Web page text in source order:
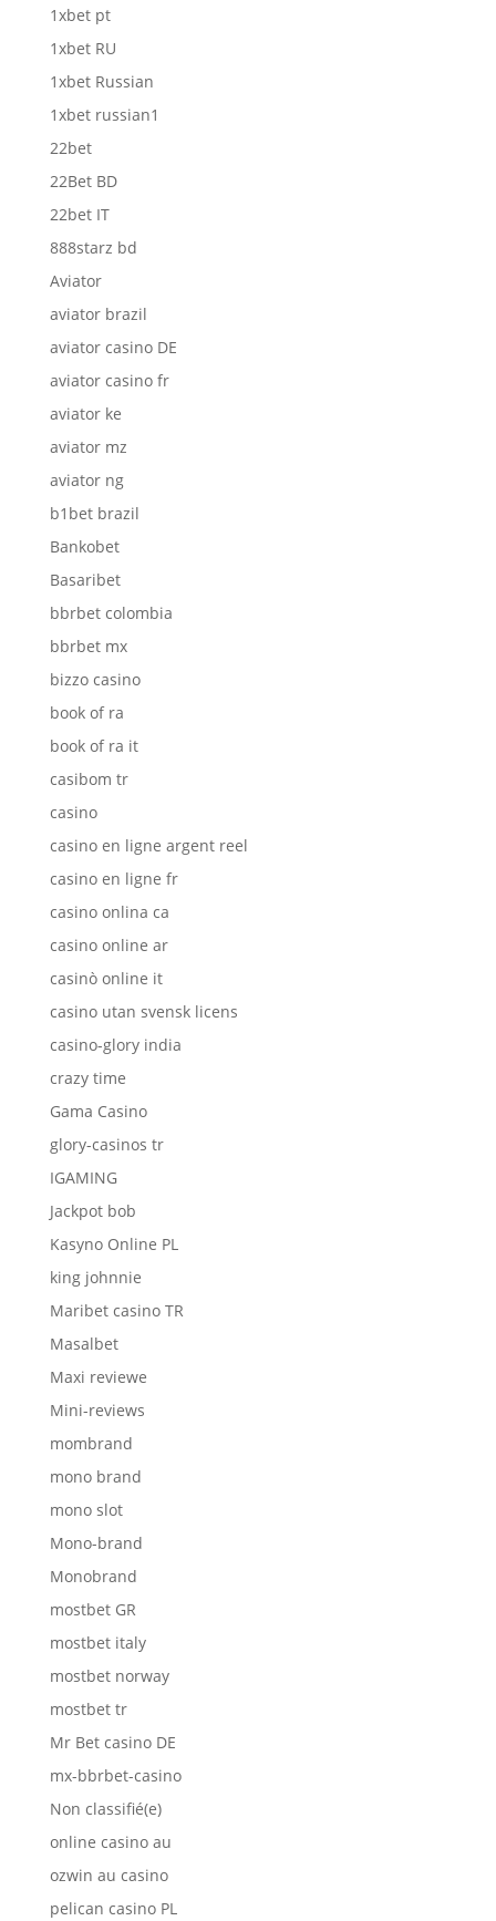
1xbet pt
1xbet RU
1xbet Russian
1xbet russian1
22bet
22Bet BD
22bet IT
888starz bd
Aviator
aviator brazil
aviator casino DE
aviator casino fr
aviator ke
aviator mz
aviator ng
b1bet brazil
Bankobet
Basaribet
bbrbet colombia
bbrbet mx
bizzo casino
book of ra
book of ra it
casibom tr
casino
casino en ligne argent reel
casino en ligne fr
casino onlina ca
casino online ar
casinò online it
casino utan svensk licens
casino-glory india
crazy time
Gama Casino
glory-casinos tr
IGAMING
Jackpot bob
Kasyno Online PL
king johnnie
Maribet casino TR
Masalbet
Maxi reviewe
Mini-reviews
mombrand
mono brand
mono slot
Mono-brand
Monobrand
mostbet GR
mostbet italy
mostbet norway
mostbet tr
Mr Bet casino DE
mx-bbrbet-casino
Non classifié(e)
online casino au
ozwin au casino
pelican casino PL